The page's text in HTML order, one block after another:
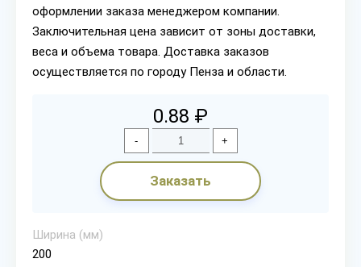
оформлении заказа менеджером компании.
Заключительная цена зависит от зоны доставки,
веса и объема товара. Доставка заказов
осуществляется по городу Пенза и области.
0.88 ₽
- +
Заказать
Ширина (мм)
200